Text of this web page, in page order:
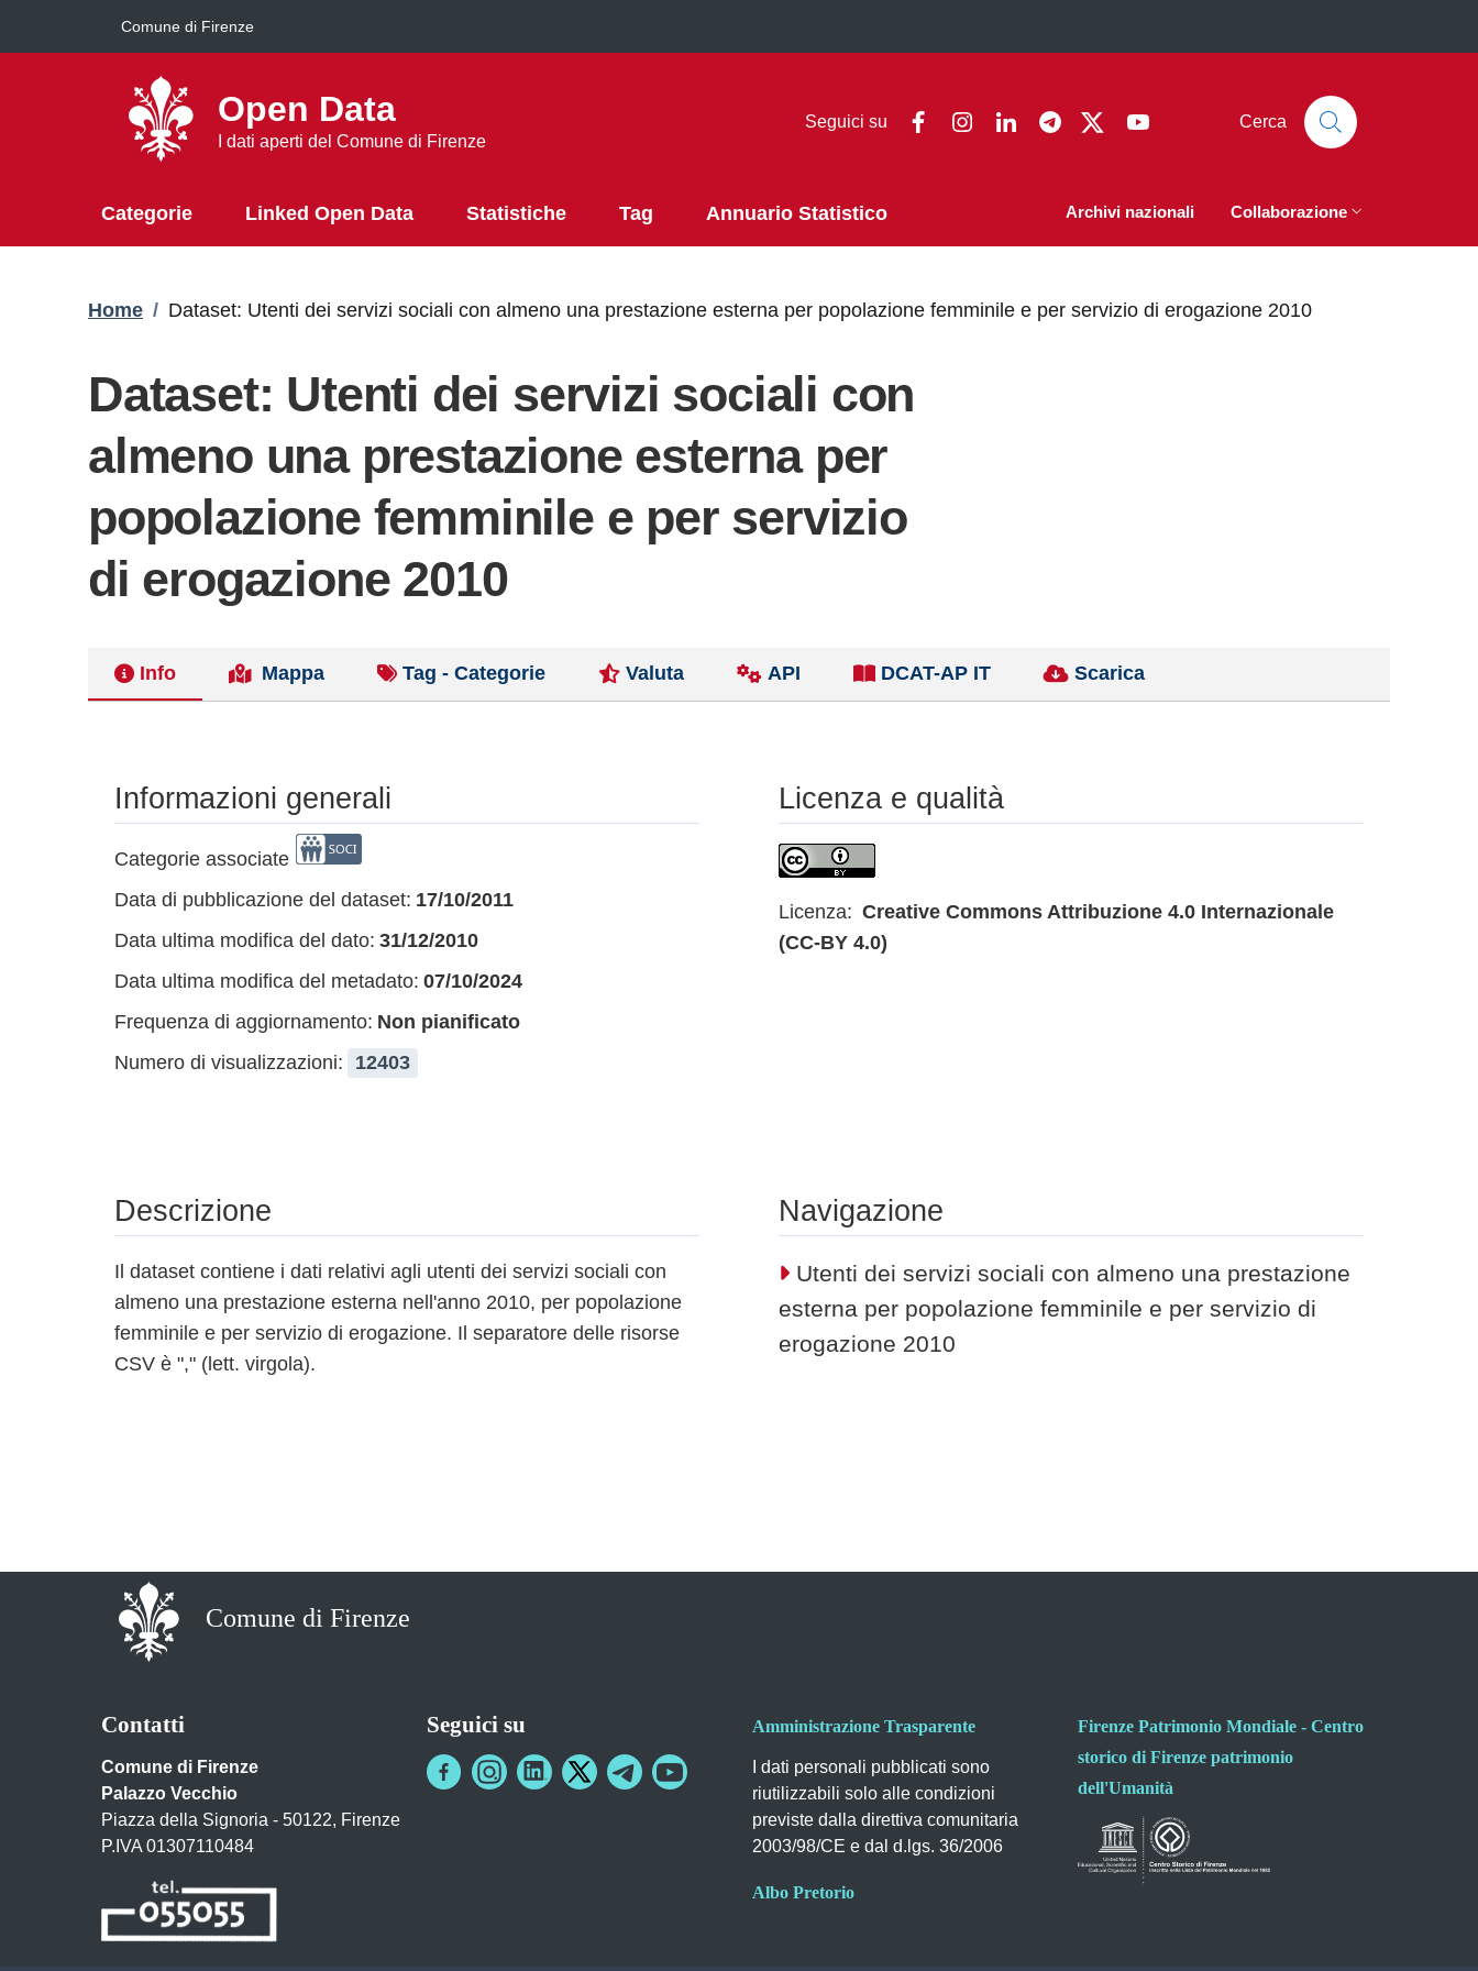
Comune di Firenze
Open Data
I dati aperti del Comune di Firenze
Seguici su FacebookInstagramLinkedinTelegram
Twitter Cerca
Categorie Linked Open Data Statistiche Tag Annuario Statistico Archivi nazionali Collaborazione
Briciole di pane
Home / Dataset: Utenti dei servizi sociali con almeno una prestazione esterna per popolazione femminile e per servizio di erogazione 2010
Dataset: Utenti dei servizi sociali con
almeno una prestazione esterna per
popolazione femminile e per servizio
di erogazione 2010
Info Mappa Tag - Categorie Valuta API DCAT-AP IT Scarica
Informazioni generali
Categorie associate
Data di pubblicazione del dataset: 17/10/2011
Data ultima modifica del dato: 31/12/2010
Data ultima modifica del metadato: 07/10/2024
Frequenza di aggiornamento: Non pianificato
Numero di visualizzazioni:
12403
Licenza e qualità
Licenza: Creative Commons Attribuzione 4.0 Internazionale
(CC-BY 4.0)
Descrizione
Il dataset contiene i dati relativi agli utenti dei servizi sociali con
almeno una prestazione esterna nell'anno 2010, per popolazione
femminile e per servizio di erogazione. Il separatore delle risorse
CSV è "," (lett. virgola).
Navigazione
Utenti dei servizi sociali con almeno una prestazione
esterna per popolazione femminile e per servizio di
erogazione 2010
Comune di Firenze
Contatti
Comune di Firenze
Palazzo Vecchio
Piazza della Signoria - 50122, Firenze
P.IVA 01307110484
Seguici su Amministrazione Trasparente
I dati personali pubblicati sono
riutilizzabili solo alle condizioni
previste dalla direttiva comunitaria
2003/98/CE e dal d.lgs. 36/2006
Albo Pretorio
Firenze Patrimonio Mondiale - Centro
storico di Firenze patrimonio
dell'Umanità